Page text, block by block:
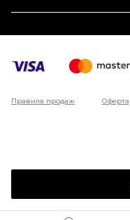
Правила продаж Оферта